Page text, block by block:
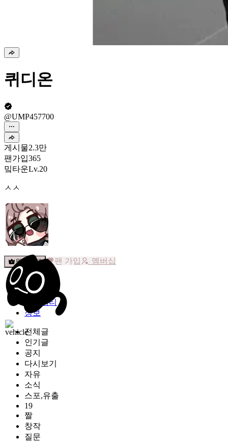
퀴디온
@UMP457700
게시물2.3만
팬가입365
밐타운Lv.20
ㅅㅅ
원픽선택 팬 가입 멤버십
밐타운
피드
커뮤니티
정보
전체글
인기글
공지
다시보기
자유
소식
스포,유출
19
짤
창작
질문